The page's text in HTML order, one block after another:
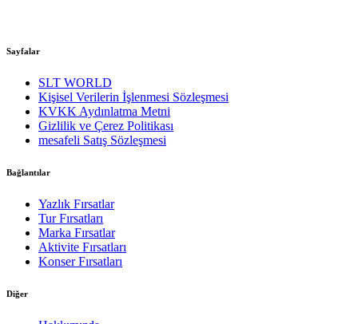
Sayfalar
SLT WORLD
Kişisel Verilerin İşlenmesi Sözleşmesi
KVKK Aydınlatma Metni
Gizlilik ve Çerez Politikası
mesafeli Satış Sözleşmesi
Bağlantılar
Yazlık Fırsatlar
Tur Fırsatları
Marka Fırsatlar
Aktivite Fırsatları
Konser Fırsatları
Diğer